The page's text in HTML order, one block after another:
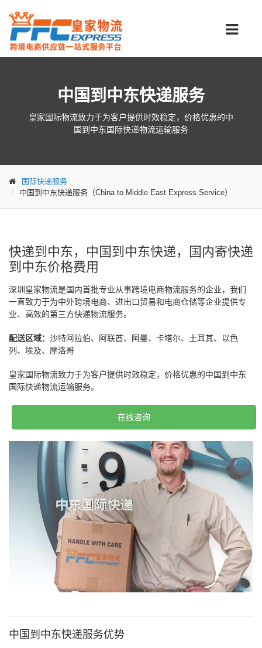
中国到中东快递服务
皇家国际物流致力于为客户提供时效稳定，价格优惠的中
国到中东国际快递物流运输服务
国际快递服务
中国到中东快递服务（China to Middle East Express Service）
快递到中东，中国到中东快递，国内寄快递
到中东价格费用
深圳皇家物流是国内首批专业从事跨境电商物流服务的企业，我们
一直致力于为中外跨境电商、进出口贸易和电商仓储等企业提供专
业、高效的第三方快递物流服务。
配送区域： 沙特阿拉伯、阿联酋、阿曼、卡塔尔、土耳其、以色
列、埃及、摩洛哥
皇家国际物流致力于为客户提供时效稳定，价格优惠的中国到中东
国际快递物流运输服务。
在线咨询
中国到中东快递服务优势